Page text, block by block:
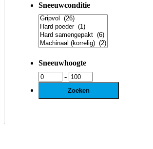
Sneeuwconditie
Sneeuwhoogte
-